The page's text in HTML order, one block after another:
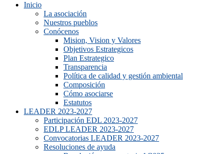
Inicio
La asociación
Nuestros pueblos
Conócenos
Mision, Vision y Valores
Objetivos Estrategicos
Plan Estrategico
Transparencia
Política de calidad y gestión ambiental
Composición
Cómo asociarse
Estatutos
LEADER 2023-2027
Participación EDL 2023-2027
EDLP LEADER 2023-2027
Convocatorias LEADER 2023-2027
Resoluciones de ayuda